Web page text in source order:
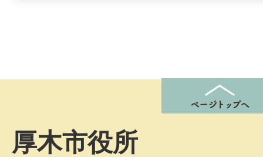
厚木市役所